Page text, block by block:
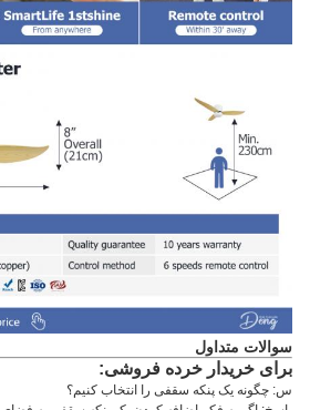
سوالات متداول
برای خریدار خرده فروشی:
س: چگونه یک پنکه سقفی را انتخاب کنیم؟